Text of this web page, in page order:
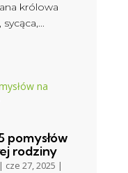
królowa
pomysłów
rodziny
| cze 27, 2025 |